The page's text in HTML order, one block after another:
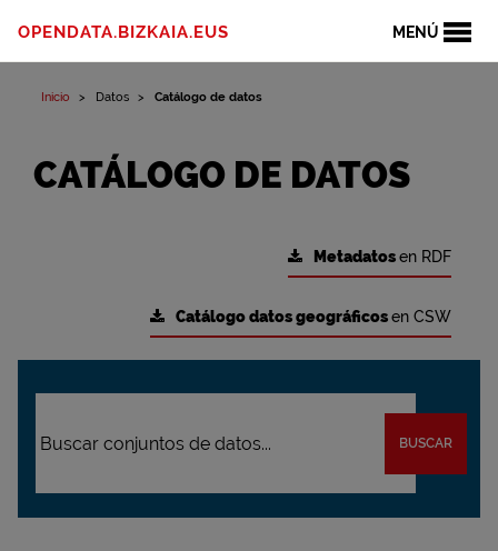
MENÚ
OPENDATA.BIZKAIA.EUS
Inicio Datos Catálogo de datos
CATÁLOGO DE DATOS
Metadatosen RDF
Catálogo datos geográficosen CSW
BUSCAR